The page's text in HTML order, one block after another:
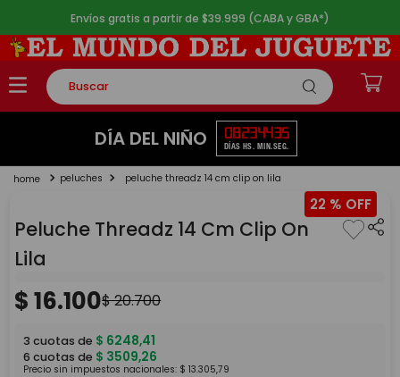
Envíos gratis a partir de $39.999 (CABA y GBA*)
Buscar
TÉRMINOS MÁS BUSCADOS
2.
lego
.
DÍA DEL NIÑO 08
DÍAS
23
HS.
44
MIN.
35
SEG.
peluches peluche threadz 14 cm clip on lila
22 %
Peluche Threadz 14 Cm Clip On
Lila
$16.100$20.700
3 cuotas de $ 6248,41
6 cuotas de $ 3509,26
Precio sin impuestos nacionales: $ 13.305,79